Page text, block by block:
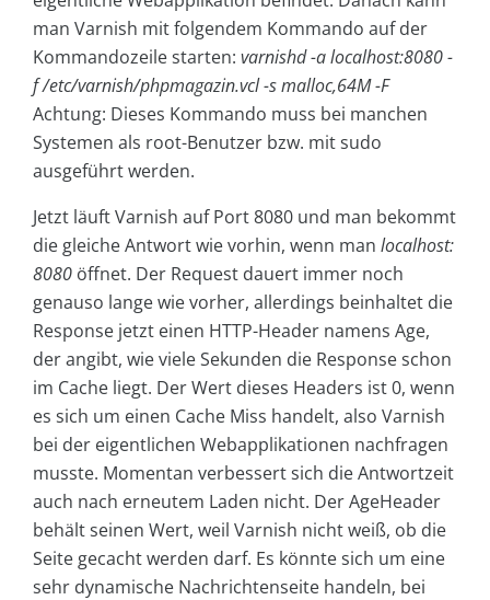
man Varnish mit folgendem Kommando auf der
Kommandozeile starten: varnishd -a localhost:8080 -
f /etc/varnish/phpmagazin.vcl -s malloc,64M -F
Achtung: Dieses Kommando muss bei manchen
Systemen als root-Benutzer bzw. mit sudo
ausgeführt werden.
Jetzt läuft Varnish auf Port 8080 und man bekommt
die gleiche Antwort wie vorhin, wenn man localhost:
8080 öffnet. Der Request dauert immer noch
genauso lange wie vorher, allerdings beinhaltet die
Response jetzt einen HTTP-Header namens Age,
der angibt, wie viele Sekunden die Response schon
im Cache liegt. Der Wert dieses Headers ist 0, wenn
es sich um einen Cache Miss handelt, also Varnish
bei der eigentlichen Webapplikationen nachfragen
musste. Momentan verbessert sich die Antwortzeit
auch nach erneutem Laden nicht. Der AgeHeader
behält seinen Wert, weil Varnish nicht weiß, ob die
Seite gecacht werden darf. Es könnte sich um eine
sehr dynamische Nachrichtenseite handeln, bei